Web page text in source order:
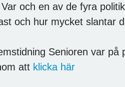
och en av de fyra
och hur mycket slantar
Senioren var på
att klicka här